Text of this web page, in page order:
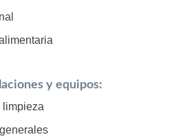
y equipos:
limpieza